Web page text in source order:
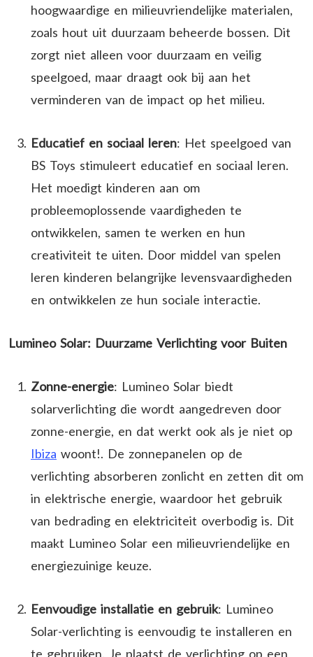
hoogwaardige en milieuvriendelijke materialen,
zoals hout uit duurzaam beheerde bossen. Dit
zorgt niet alleen voor duurzaam en veilig
speelgoed, maar draagt ook bij aan het
verminderen van de impact op het milieu.
Educatief en sociaal leren: Het speelgoed van
BS Toys stimuleert educatief en sociaal leren.
Het moedigt kinderen aan om
probleemoplossende vaardigheden te
ontwikkelen, samen te werken en hun
creativiteit te uiten. Door middel van spelen
leren kinderen belangrijke levensvaardigheden
en ontwikkelen ze hun sociale interactie.
Lumineo Solar: Duurzame Verlichting voor Buiten
Zonne-energie: Lumineo Solar biedt
solarverlichting die wordt aangedreven door
zonne-energie, en dat werkt ook als je niet op
Ibiza woont!. De zonnepanelen op de
verlichting absorberen zonlicht en zetten dit om
in elektrische energie, waardoor het gebruik
van bedrading en elektriciteit overbodig is. Dit
maakt Lumineo Solar een milieuvriendelijke en
energiezuinige keuze.
Eenvoudige installatie en gebruik: Lumineo
Solar-verlichting is eenvoudig te installeren en
te gebruiken. Je plaatst de verlichting op een